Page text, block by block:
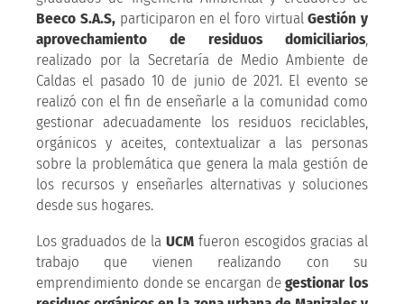
Beeco S.A.S, participaron en el foro virtualGestión y
aprovechamiento de residuos domiciliarios,
realizado por la Secretaría de Medio Ambiente de
Caldas el pasado 10 de junio de 2021. El evento se
realizó con el fin de enseñarle a la comunidad como
gestionar adecuadamente los residuos reciclables,
orgánicos y aceites, contextualizar a las personas
sobre la problemática que genera la mala gestión de
los recursos y enseñarles alternativas y soluciones
desde sus hogares.
Los graduados de la UCM fueron escogidos gracias al
trabajo que vienen realizando con su
emprendimiento donde se encargan degestionar los